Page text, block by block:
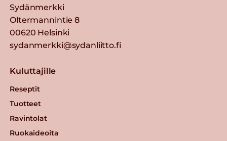
Sydänmerkki
Oltermannintie 8
00620 Helsinki
sydanmerkki@sydanliitto.fi
Kuluttajille
Reseptit
Tuotteet
Ravintolat
Ruokaideoita